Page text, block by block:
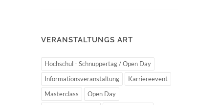
VERANSTALTUNGS ART
Hochschul - Schnuppertag / Open Day
Informationsveranstaltung
Karriereevent
Masterclass
Open Day